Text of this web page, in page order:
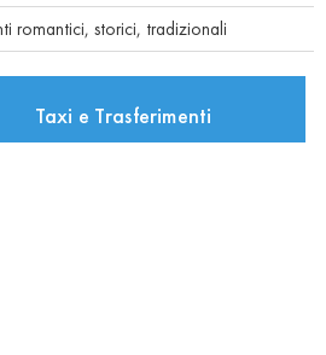
romantici, storici, tradizionali
Taxi e Trasferimenti